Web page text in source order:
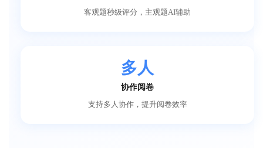
客观题秒级评分，主观题AI辅助
多人
协作阅卷
支持多人协作，提升阅卷效率